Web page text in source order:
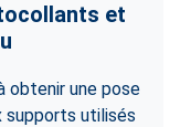
et
obtenir une pose
supports utilisés